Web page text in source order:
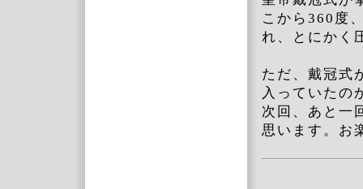
こから360度
れ、とにかく
ただ、戴冠式
入っていたの
次回、あと一
思います。お